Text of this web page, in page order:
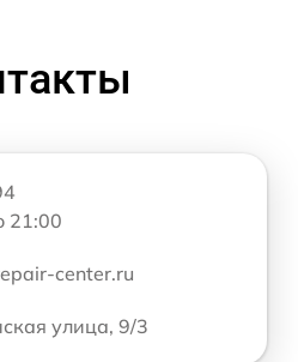
21:00
center.ru
улица, 9/3